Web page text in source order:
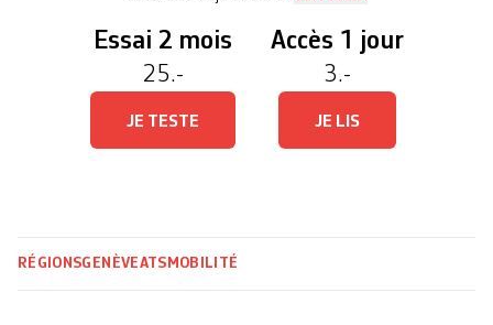
Essai 2 mois
25.-
JE TESTE
Accès 1 jour
3.-
JE LIS
RÉGIONSGENÈVEATS MOBILITÉ